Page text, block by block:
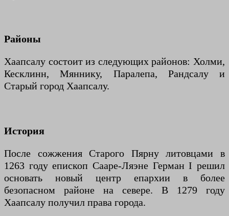
Районы
Хаапсалу состоит из следующих районов: Холми,
Кесклинн, Мяннику, Паралепа, Рандсалу и
Старый город Хаапсалу.
История
После сожжения Старого Пярну литовцами в
1263 году епископ Сааре-Ляэне Герман I решил
основать новый центр епархии в более
безопасном районе на севере. В 1279 году
Хаапсалу получил права города.